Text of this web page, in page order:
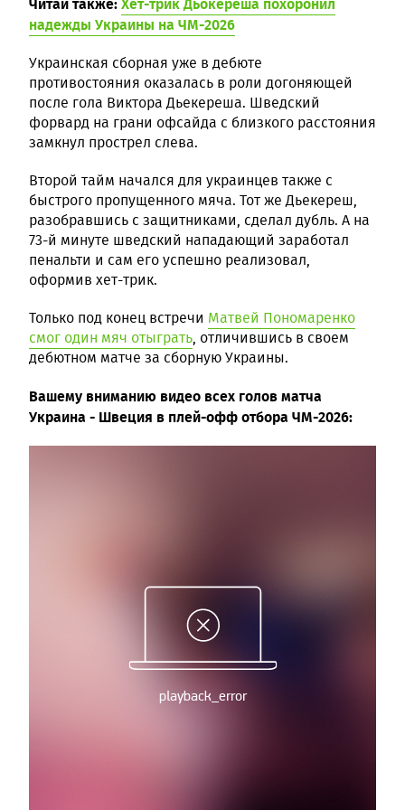
надежды Украины на ЧМ-2026
Украинская сборная уже в дебюте
противостояния оказалась в роли догоняющей
после гола Виктора Дьекереша. Шведский
форвард на грани офсайда с близкого расстояния
замкнул прострел слева.
Второй тайм начался для украинцев также с
быстрого пропущенного мяча. Тот же Дьекереш,
разобравшись с защитниками, сделал дубль. А на
73-й минуте шведский нападающий заработал
пенальти и сам его успешно реализовал,
оформив хет-трик.
Только под конец встречи Матвей Пономаренко
смог один мяч отыграть, отличившись в своем
дебютном матче за сборную Украины.
Вашему вниманию видео всех голов матча
Украина - Швеция в плей-офф отбора ЧМ-2026: